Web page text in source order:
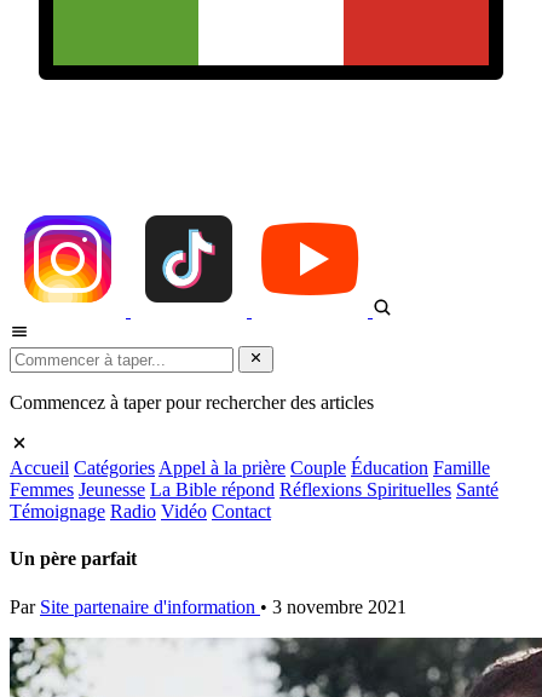
Commencez à taper pour rechercher des articles
Accueil Catégories Appel à la prière Couple Éducation Famille
Femmes Jeunesse La Bible répond Réflexions Spirituelles Santé
Témoignage Radio Vidéo Contact
Un père parfait
Par Site partenaire d'information • 3 novembre 2021